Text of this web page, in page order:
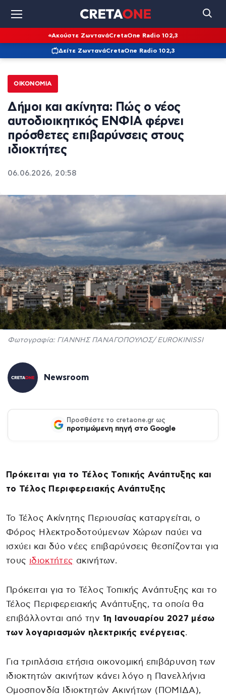
Ακούστε ΖωντανάCretaOne Radio 102,3
Δείτε ΖωντανάCretaOne Radio 102,3
ΟΙΚΟΝΟΜΊΑ
Δήμοι και ακίνητα: Πώς ο νέος
αυτοδιοικητικός ΕΝΦΙΑ φέρνει
πρόσθετες επιβαρύνσεις στους
ιδιοκτήτες
06.06.2026, 20:58
Φωτογραφία: ΓΙΑΝΝΗΣ ΠΑΝΑΓΟΠΟΥΛΟΣ/ EUROKINISSI
Newsroom
Προσθέστε το cretaone.gr ως
προτιμώμενη πηγή στο Google
Πρόκειται για το Τέλος Τοπικής Ανάπτυξης και
το Τέλος Περιφερειακής Ανάπτυξης
Το Τέλος Ακίνητης Περιουσίας καταργείται, ο
Φόρος Ηλεκτροδοτούμενων Χώρων παύει να
ισχύει και δύο νέες επιβαρύνσεις θεσπίζονται για
τους ιδιοκτήτες ακινήτων.
Πρόκειται για το Τέλος Τοπικής Ανάπτυξης και το
Τέλος Περιφερειακής Ανάπτυξης, τα οποία θα
επιβάλλονται από την 1η Ιανουαρίου 2027 μέσω
των λογαριασμών ηλεκτρικής ενέργειας.
Για τριπλάσια ετήσια οικονομική επιβάρυνση των
ιδιοκτητών ακινήτων κάνει λόγο η Πανελλήνια
Ομοσπονδία Ιδιοκτητών Ακινήτων (ΠΟΜΙΔΑ),